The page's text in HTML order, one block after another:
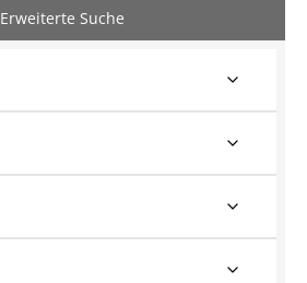
Erweiterte Suche